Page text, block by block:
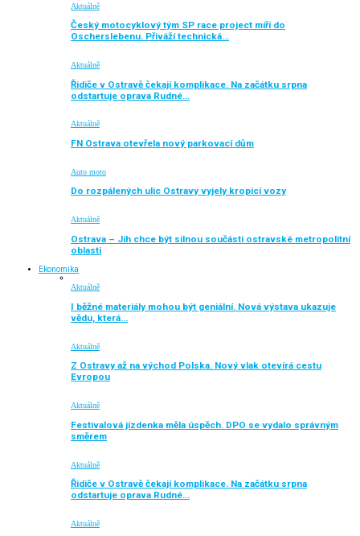
Aktuálně
Český motocyklový tým SP race project míří do
Oscherslebenu. Přiváží technická…
Aktuálně
Řidiče v Ostravě čekají komplikace. Na začátku srpna
odstartuje oprava Rudné…
Aktuálně
FN Ostrava otevřela nový parkovací dům
Auto moto
Do rozpálených ulic Ostravy vyjely kropicí vozy
Aktuálně
Ostrava – Jih chce být silnou součástí ostravské metropolitní
oblasti
Ekonomika
Aktuálně
I běžné materiály mohou být geniální. Nová výstava ukazuje
vědu, která…
Aktuálně
Z Ostravy až na východ Polska. Nový vlak otevírá cestu
Evropou
Aktuálně
Festivalová jízdenka měla úspěch. DPO se vydalo správným
směrem
Aktuálně
Řidiče v Ostravě čekají komplikace. Na začátku srpna
odstartuje oprava Rudné…
Aktuálně